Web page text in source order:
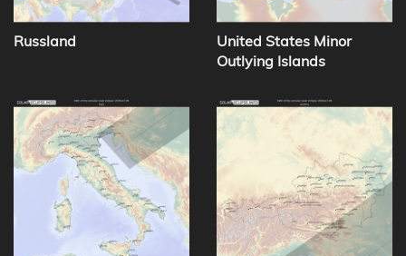
Russland
United States Minor
Outlying Islands